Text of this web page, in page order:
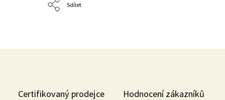
Sdílet
Certifikovaný prodejce Hodnocení zákazníků